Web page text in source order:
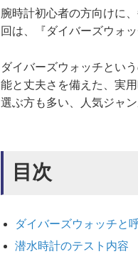
腕時計初心者の方向けに
回は、『ダイバーズウォ
ダイバーズウォッチとい
能と丈夫さを備えた、実
選ぶ方も多い、人気ジャン
目次
ダイバーズウォッチと
潜水時計のテスト内容